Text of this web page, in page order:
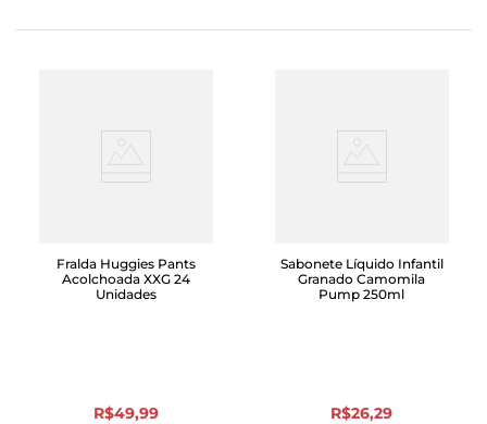
Fralda Huggies Pants
Acolchoada XXG 24
Unidades
R$49,99
Sabonete Líquido Infantil
Granado Camomila
Pump 250ml
R$26,29